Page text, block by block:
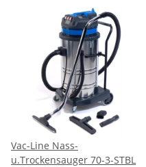
Vac-Line Nass-
u.Trockensauger 70-3-STBL